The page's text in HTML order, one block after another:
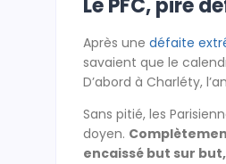
Le PFC, pire
Après une défaite
savaient que le
D’abord à Charléty,
Sans pitié, les
doyen.
encaissé but sur